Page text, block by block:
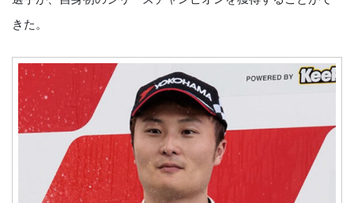
きた。